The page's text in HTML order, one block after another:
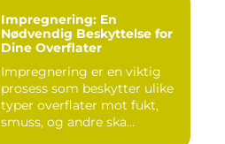
Impregnering: En
Nødvendig Beskyttelse for
Dine Overflater
Impregnering er en viktig
prosess som beskytter ulike
typer overflater mot fukt,
smuss, og andre ska...